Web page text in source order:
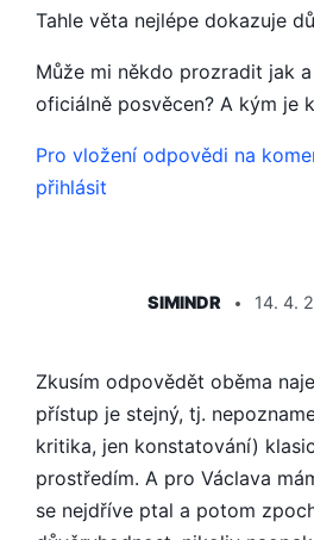
Tahle věta nejlépe dokazuje
Může mi někdo prozradit jak
oficiálně posvěcen? A kým je
Pro vložení odpovědi na
přihlásit
SIMINDR
14. 4.
Zkusím odpovědět oběma
přístup je stejný, tj.
kritika, jen konstatování)
prostředím. A pro Václava
se nejdříve ptal a potom